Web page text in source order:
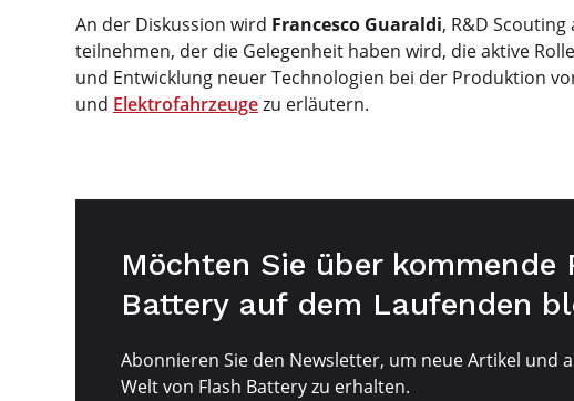
An der Diskussion wird Francesco Guaraldi, R&D
teilnehmen, der die Gelegenheit haben wird, die aktive
und Entwicklung neuer Technologien bei der Produktion
und Elektrofahrzeugezu erläutern.
Möchten Sie über kommende
Battery auf dem Laufenden
Abonnieren Sie den Newsletter, um neue Artikel und
Welt von Flash Battery zu erhalten.